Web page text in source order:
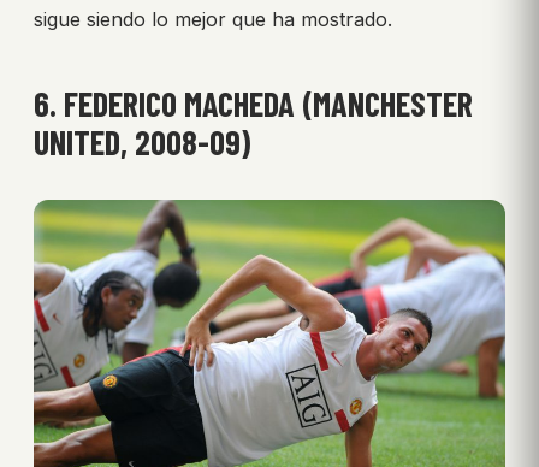
sigue siendo lo mejor que ha mostrado.
6. FEDERICO MACHEDA (MANCHESTER
UNITED, 2008-09)